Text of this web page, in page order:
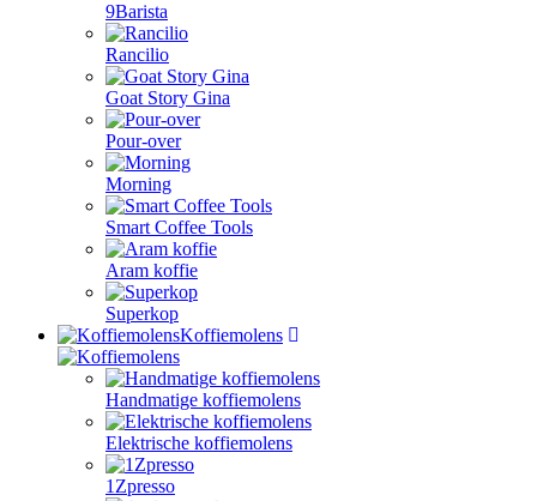
9Barista
Rancilio
Goat Story Gina
Pour-over
Morning
Smart Coffee Tools
Aram koffie
Superkop
Koffiemolens
Handmatige koffiemolens
Elektrische koffiemolens
1Zpresso